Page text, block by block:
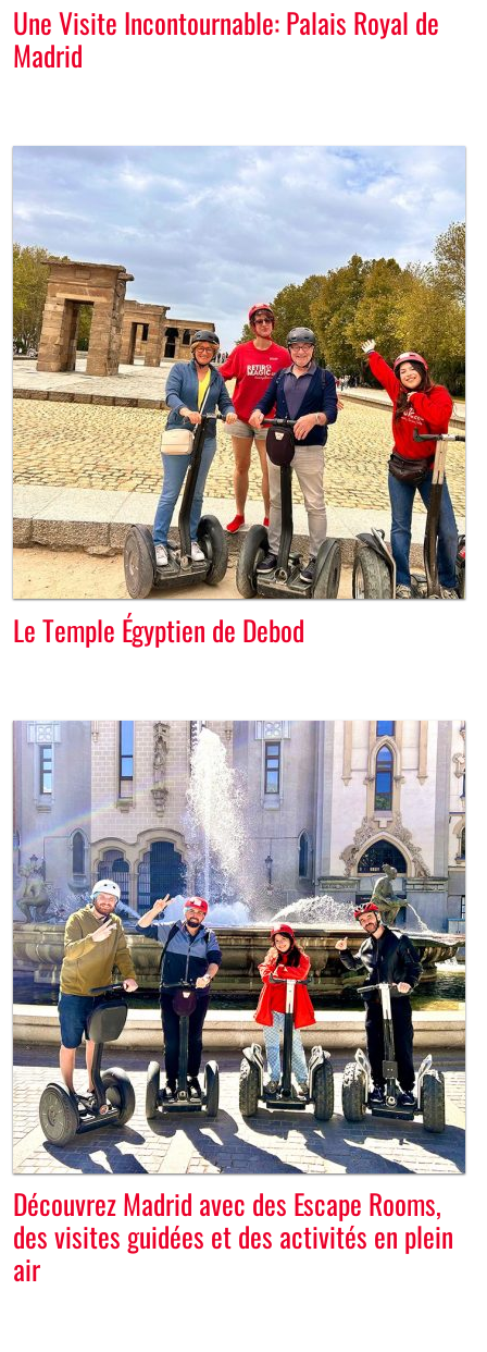
Une Visite Incontournable: Palais Royal de
Madrid
Le Temple Égyptien de Debod
Découvrez Madrid avec des Escape Rooms,
des visites guidées et des activités en plein
air